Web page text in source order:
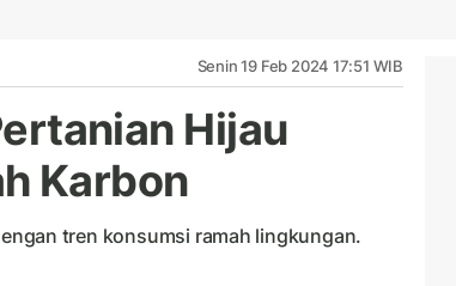
Senin 19 Feb 2024 17:51 WIB
Hijau
Karbon
tren konsumsi ramah lingkungan.